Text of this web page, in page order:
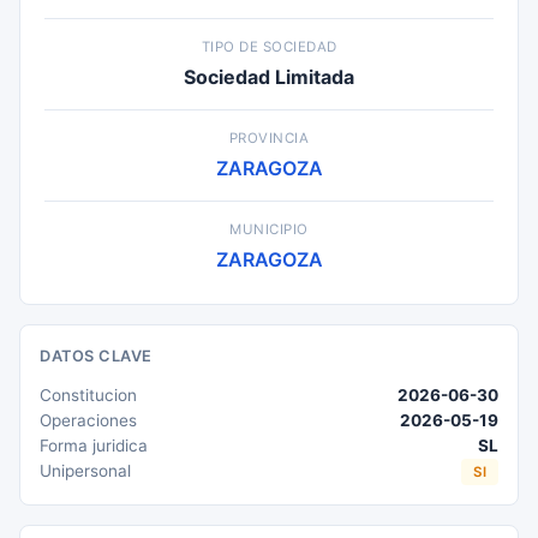
TIPO DE SOCIEDAD
Sociedad Limitada
PROVINCIA
ZARAGOZA
MUNICIPIO
ZARAGOZA
DATOS CLAVE
Constitucion
2026-06-30
Operaciones
2026-05-19
Forma juridica
SL
Unipersonal
SI